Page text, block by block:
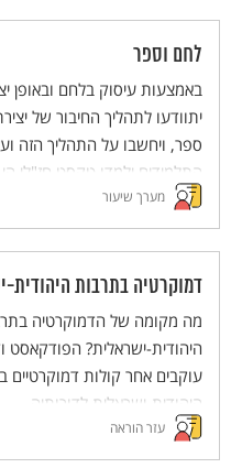
לחם וספר
באמצעות עיסוק בלחם ובאופן
יתוודעו לתהליך החיבור של
ספר, ויחשבו על התהליך הזה
התלמידים ילמדו טקסט חז"לי
ובתהליך הכנתו כדימוי ויְפתחו
בדימויים. מתוך כך יעשירו
לגבי חג השבועות.
מערך שיעור
דמוקרטיה בתרבות
מה מקומה של הדמוקרטיה
היהודית-ישראלית? הפודקאסט
עוקבים אחר קולות דמוקרטיים
היהודית-ישראלית לדורותיה.
עזר הוראה